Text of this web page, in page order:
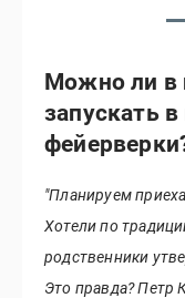
Можно ли в
запускать
"Планируем
Хотели по
родственники
Это правда? Петр